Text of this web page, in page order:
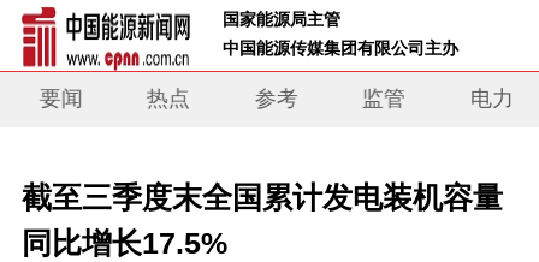
国家能源局主管
中国能源传媒集团有限公司主办
要闻 热点 参考 监管 电力
截至三季度末全国累计发电装机容量
同比增长17.5%